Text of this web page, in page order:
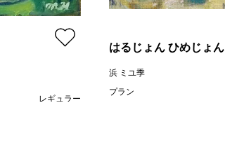
レギュラー
はるじょん ひめじょん
浜 ミユ季
プラン